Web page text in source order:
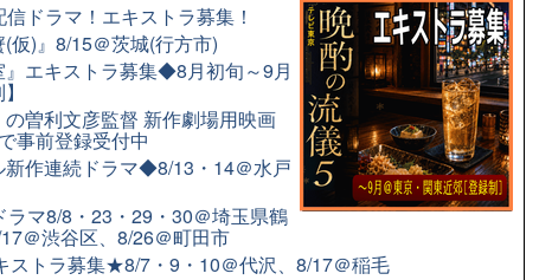
ドラマ！エキストラ募集！
仮)』8/15＠茨城(行方市)
エキストラ募集◆8月初旬～9月
の曽利文彦監督 新作劇場用映画
事前登録受付中
新作連続ドラマ◆8/13・14＠水戸
マ8/8・23・29・30＠埼玉県鶴
＠渋谷区、8/26＠町田市
ストラ募集★8/7・9・10＠代沢、8/17＠稲毛